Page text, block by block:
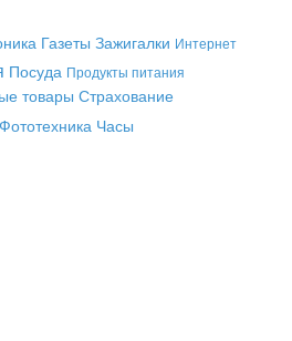
Газеты Зажигалки Интернет
Посуда Продукты питания
товары Страхование
Фототехника Часы